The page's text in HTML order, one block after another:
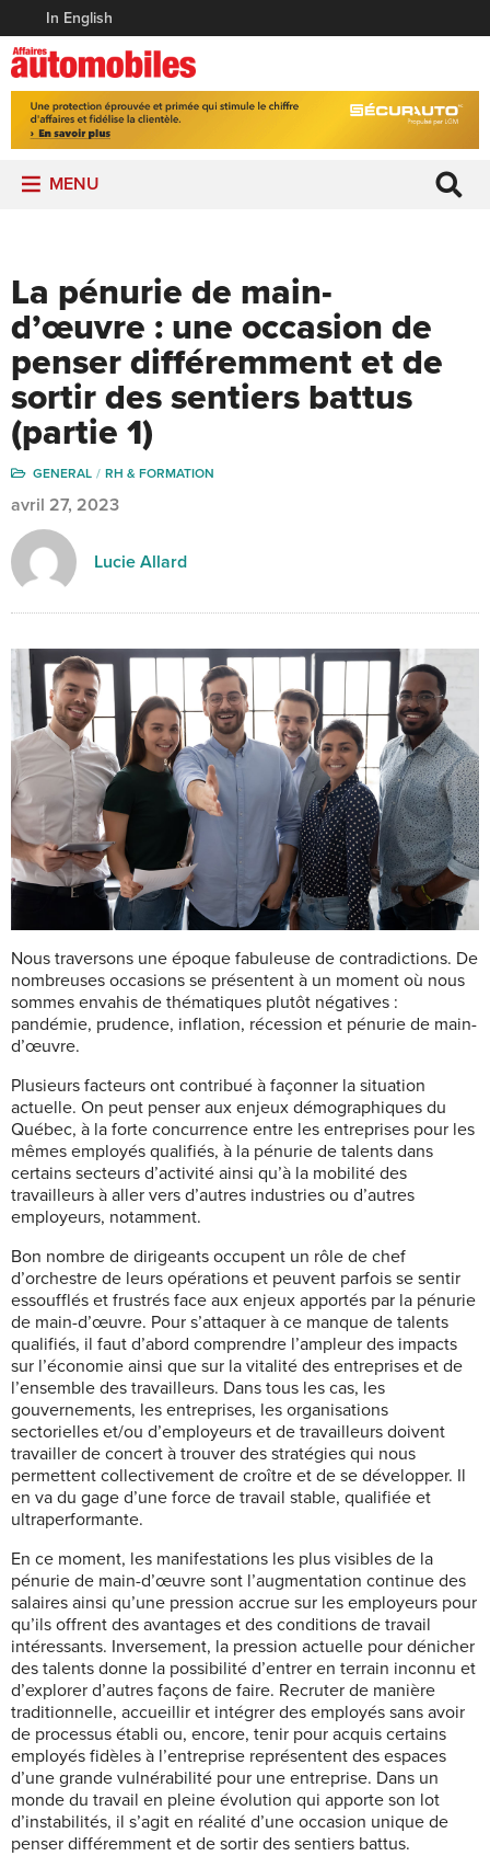
In English
MENU
La pénurie de main-
d’œuvre : une occasion de
penser différemment et de
sortir des sentiers battus
(partie 1)
GENERAL RH & FORMATION
avril 27, 2023
Lucie Allard
Nous traversons une époque fabuleuse de contradictions. De
nombreuses occasions se présentent à un moment où nous
sommes envahis de thématiques plutôt négatives :
pandémie, prudence, inflation, récession et pénurie de main-
d’œuvre.
Plusieurs facteurs ont contribué à façonner la situation
actuelle. On peut penser aux enjeux démographiques du
Québec, à la forte concurrence entre les entreprises pour les
mêmes employés qualifiés, à la pénurie de talents dans
certains secteurs d’activité ainsi qu’à la mobilité des
travailleurs à aller vers d’autres industries ou d’autres
employeurs, notamment.
Bon nombre de dirigeants occupent un rôle de chef
d’orchestre de leurs opérations et peuvent parfois se sentir
essoufflés et frustrés face aux enjeux apportés par la pénurie
de main-d’œuvre. Pour s’attaquer à ce manque de talents
qualifiés, il faut d’abord comprendre l’ampleur des impacts
sur l’économie ainsi que sur la vitalité des entreprises et de
l’ensemble des travailleurs. Dans tous les cas, les
gouvernements, les entreprises, les organisations
sectorielles et/ou d’employeurs et de travailleurs doivent
travailler de concert à trouver des stratégies qui nous
permettent collectivement de croître et de se développer. Il
en va du gage d’une force de travail stable, qualifiée et
ultraperformante.
En ce moment, les manifestations les plus visibles de la
pénurie de main-d’œuvre sont l’augmentation continue des
salaires ainsi qu’une pression accrue sur les employeurs pour
qu’ils offrent des avantages et des conditions de travail
intéressants. Inversement, la pression actuelle pour dénicher
des talents donne la possibilité d’entrer en terrain inconnu et
d’explorer d’autres façons de faire. Recruter de manière
traditionnelle, accueillir et intégrer des employés sans avoir
de processus établi ou, encore, tenir pour acquis certains
employés fidèles à l’entreprise représentent des espaces
d’une grande vulnérabilité pour une entreprise. Dans un
monde du travail en pleine évolution qui apporte son lot
d’instabilités, il s’agit en réalité d’une occasion unique de
penser différemment et de sortir des sentiers battus.